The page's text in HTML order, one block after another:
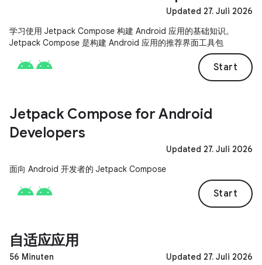
Updated 27. Juli 2026
学习使用 Jetpack Compose 构建 Android 应用的基础知识。
Jetpack Compose 是构建 Android 应用的推荐界面工具包
Start
Jetpack Compose for Android
Developers
Updated 27. Juli 2026
面向 Android 开发者的 Jetpack Compose
Start
自适应应用
56 Minuten Updated 27. Juli 2026